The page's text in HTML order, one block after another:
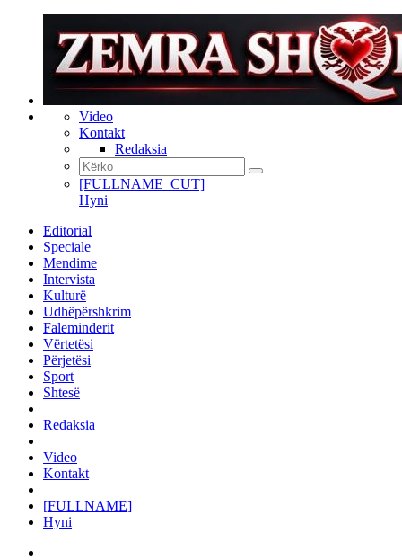
Video
Kontakt
Redaksia
[FULLNAME_CUT]
Hyni
Editorial
Speciale
Mendime
Intervista
Kulturë
Udhëpërshkrim
Faleminderit
Vërtetësi
Përjetësi
Sport
Shtesë
Redaksia
Video
Kontakt
[FULLNAME]
Hyni